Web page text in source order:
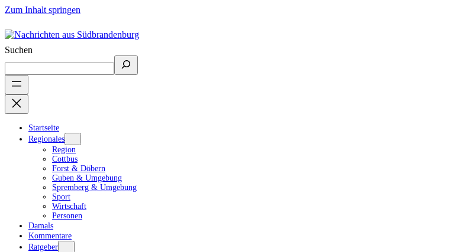
Zum Inhalt springen
Suchen
Startseite
Regionales
Region
Cottbus
Forst & Döbern
Guben & Umgebung
Spremberg & Umgebung
Sport
Wirtschaft
Personen
Damals
Kommentare
Ratgeber